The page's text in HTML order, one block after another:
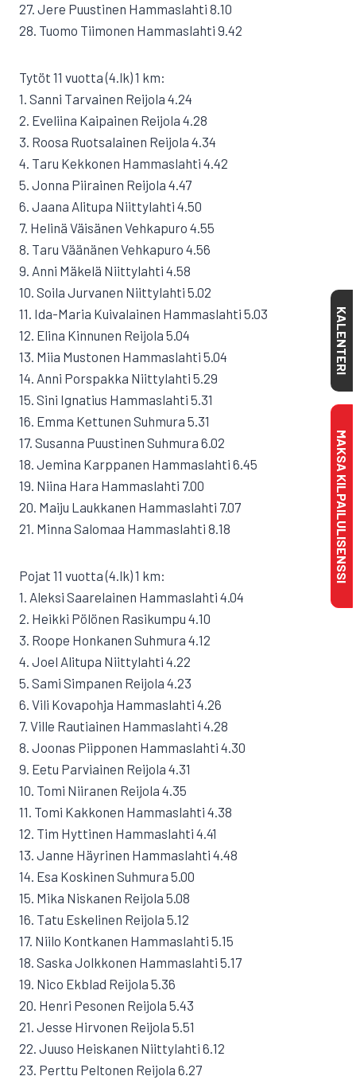
27. Jere Puustinen Hammaslahti 8.10
28. Tuomo Tiimonen Hammaslahti 9.42
Tytöt 11 vuotta (4.lk) 1 km:
1. Sanni Tarvainen Reijola 4.24
2. Eveliina Kaipainen Reijola 4.28
3. Roosa Ruotsalainen Reijola 4.34
4. Taru Kekkonen Hammaslahti 4.42
5. Jonna Piirainen Reijola 4.47
6. Jaana Alitupa Niittylahti 4.50
7. Helinä Väisänen Vehkapuro 4.55
8. Taru Väänänen Vehkapuro 4.56
9. Anni Mäkelä Niittylahti 4.58
10. Soila Jurvanen Niittylahti 5.02
11. Ida-Maria Kuivalainen Hammaslahti 5.03
12. Elina Kinnunen Reijola 5.04
13. Miia Mustonen Hammaslahti 5.04
14. Anni Porspakka Niittylahti 5.29
15. Sini Ignatius Hammaslahti 5.31
16. Emma Kettunen Suhmura 5.31
17. Susanna Puustinen Suhmura 6.02
18. Jemina Karppanen Hammaslahti 6.45
19. Niina Hara Hammaslahti 7.00
20. Maiju Laukkanen Hammaslahti 7.07
21. Minna Salomaa Hammaslahti 8.18
Pojat 11 vuotta (4.lk) 1 km:
1. Aleksi Saarelainen Hammaslahti 4.04
2. Heikki Pölönen Rasikumpu 4.10
3. Roope Honkanen Suhmura 4.12
4. Joel Alitupa Niittylahti 4.22
5. Sami Simpanen Reijola 4.23
6. Vili Kovapohja Hammaslahti 4.26
7. Ville Rautiainen Hammaslahti 4.28
8. Joonas Piipponen Hammaslahti 4.30
9. Eetu Parviainen Reijola 4.31
10. Tomi Niiranen Reijola 4.35
11. Tomi Kakkonen Hammaslahti 4.38
12. Tim Hyttinen Hammaslahti 4.41
13. Janne Häyrinen Hammaslahti 4.48
14. Esa Koskinen Suhmura 5.00
15. Mika Niskanen Reijola 5.08
16. Tatu Eskelinen Reijola 5.12
17. Niilo Kontkanen Hammaslahti 5.15
18. Saska Jolkkonen Hammaslahti 5.17
19. Nico Ekblad Reijola 5.36
20. Henri Pesonen Reijola 5.43
21. Jesse Hirvonen Reijola 5.51
22. Juuso Heiskanen Niittylahti 6.12
23. Perttu Peltonen Reijola 6.27
KALENTERI
MAKSA KILPAILULISENSSI